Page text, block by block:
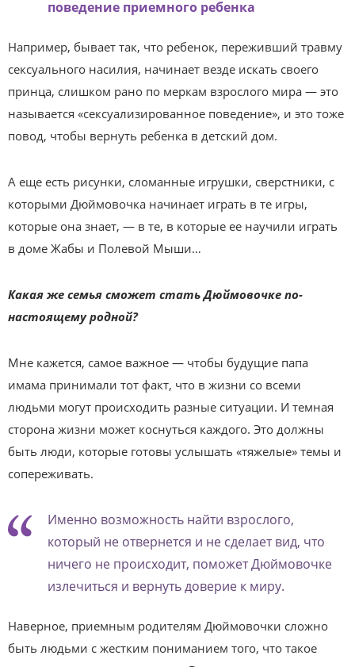
поведение приемного ребенка
Например, бывает так, что ребенок, переживший травму
сексуального насилия, начинает везде искать своего
принца, слишком рано по меркам взрослого мира — это
называется «сексуализированное поведение», и это тоже
повод, чтобы вернуть ребенка в детский дом.
А еще есть рисунки, сломанные игрушки, сверстники, с
которыми Дюймовочка начинает играть в те игры,
которые она знает, — в те, в которые ее научили играть
в доме Жабы и Полевой Мыши…
Какая же семья сможет стать Дюймовочке по-
настоящему родной?
Мне кажется, самое важное — чтобы будущие папа
имама прини­мали тот факт, что в жизни со всеми
людьми могут происходить разные ситуации. И темная
сторона жизни может коснуться каждого. Это должны
быть люди, которые готовы услышать «тяжелые» темы и
сопереживать.
Именно возможность найти взрослого,
который не отвернется и не сделает вид, что
ничего не происходит, поможет Дюймовочке
излечиться и вернуть доверие к миру.
Наверное, приемным родителям Дюймовочки сложно
быть людьми с жестким пониманием того, что такое